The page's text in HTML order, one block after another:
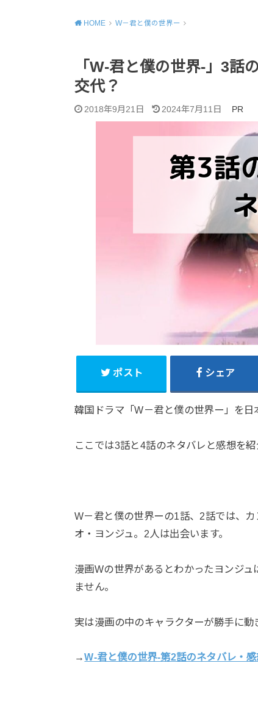
HOME W－君と僕の世界ー
「W-君と僕の世界-」3話
交代？
2018年9月21日 2024年7月11日 PR
ポスト シェア
韓国ドラマ「W－君と僕の世界ー」を日
ここでは3話と4話のネタバレと感想を
W－君と僕の世界ーの1話、2話では、
オ・ヨンジュ。2人は出会います。
漫画Wの世界があるとわかったヨンジ
ません。
実は漫画の中のキャラクターが勝手に
→W-君と僕の世界-第2話のネタバレ・